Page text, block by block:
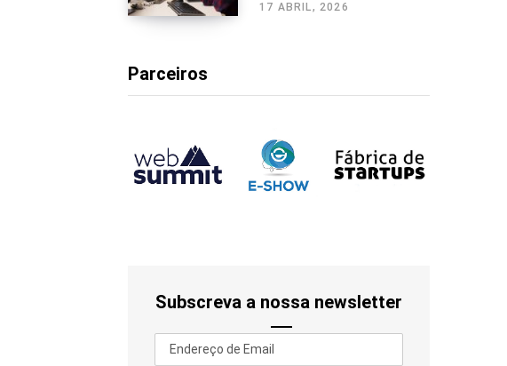
17 ABRIL, 2026
Parceiros
Subscreva a nossa newsletter